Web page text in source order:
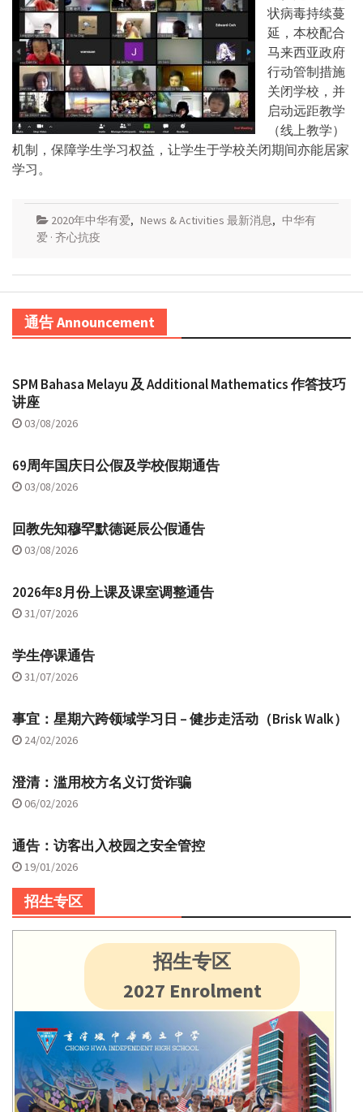
状病毒持续蔓
延，本校配合
马来西亚政府
行动管制措施
关闭学校，并
启动远距教学
（线上教学）
机制，保障学生学习权益，让学生于学校关闭期间亦能居家
学习。
2020年中华有爱, News & Activities 最新消息, 中华有
爱 · 齐心抗疫
通告 Announcement
SPM Bahasa Melayu 及 Additional Mathematics 作答技巧
讲座
03/08/2026
69周年国庆日公假及学校假期通告
03/08/2026
回教先知穆罕默德诞辰公假通告
03/08/2026
2026年8月份上课及课室调整通告
31/07/2026
学生停课通告
31/07/2026
事宜：星期六跨领域学习日 – 健步走活动（Brisk Walk）
24/02/2026
澄清：滥用校方名义订货诈骗
06/02/2026
通告：访客出入校园之安全管控
19/01/2026
招生专区
招生专区
2027 Enrolment